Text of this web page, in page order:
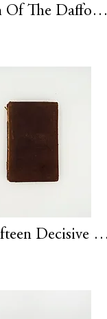
Queen Of The Daffodils
The Fifteen Decisive Battles Of The World